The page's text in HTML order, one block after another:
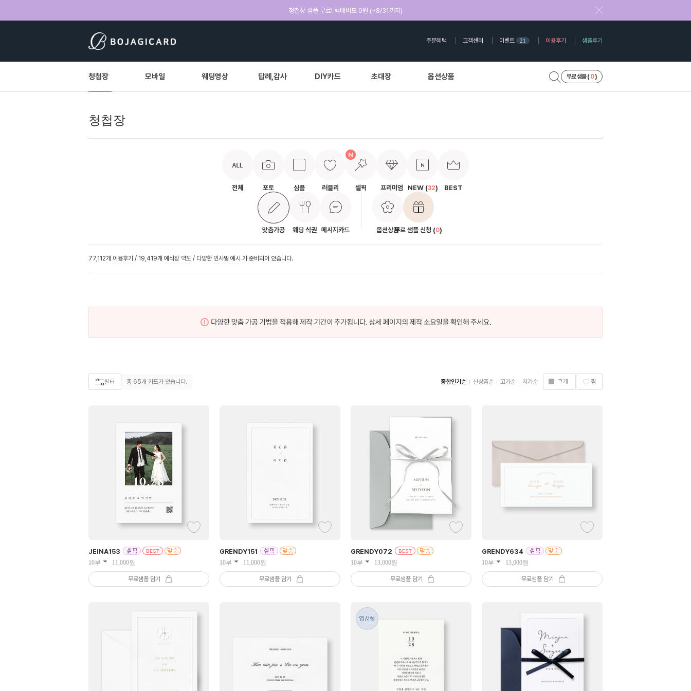
청첩장 샘플 무료! 택배비도 0원 (~8/31까지)
주문혜택 고객센터 이벤트 21 이용후기 샘플후기
청첩장 모바일 웨딩영상 답례,감사 DIY카드 초대장 옵션상품 무료 샘플 ( 0)
청첩장
전체 포토 심플 러블리 셀픽 프리미엄 NEW (32) BEST
맞춤가공 웨딩 식권 메시지카드 옵션상품무료 샘플 신청 (0)
77,112개 이용후기 / 19,419개 예식장 약도 / 다양한 인사말 예시 가 준비되어 있습니다.
필터 총 65개 카드가 있습니다. 종합인기순 신상품순 고가순 저가순 크게 찜
JEINA153
10부 11,000원
무료샘플 담기
GRENDY151
10부 11,000원
무료샘플 담기
GRENDY072
10부 13,000원
무료샘플 담기
GRENDY634
10부 13,000원
무료샘플 담기